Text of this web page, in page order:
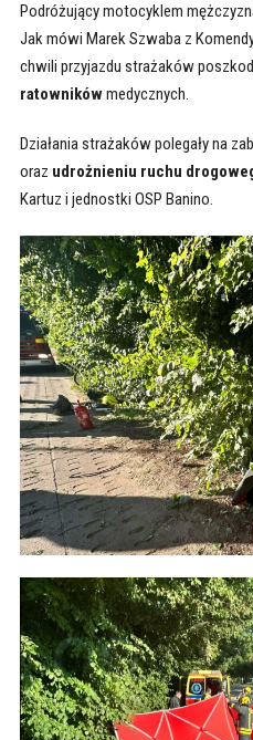
Podróżujący motocyklem
Jak mówi Marek Szwaba z
chwili przyjazdu strażaków
ratownikówmedycznych.
Działania strażaków polegały na
oraz udrożnieniu ruchu
Kartuz i jednostki OSP Banino.